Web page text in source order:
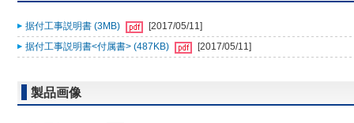
据付工事説明書 (3MB)
[2017/05/11]
据付工事説明書<付属書> (487KB)
[2017/05/11]
製品画像